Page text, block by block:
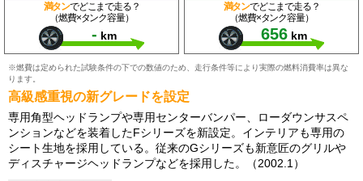
満タンでどこまで走る？
（燃費×タンク容量）
- km
満タンでどこまで走る？
（燃費×タンク容量）
656 km
※燃費は定められた試験条件の下での数値のため、走行条件等により実際の燃料消費率は異な
ります。
高級感重視の新グレードを設定
専用角型ヘッドランプや専用センターバンパー、ローダウンサスペ
ンションなどを装着したFシリーズを新設定。インテリアも専用の
シート生地を採用している。従来のGシリーズも新意匠のグリルや
ディスチャージヘッドランプなどを採用した。（2002.1）